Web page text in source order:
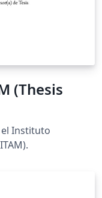
(Thesis
el Instituto